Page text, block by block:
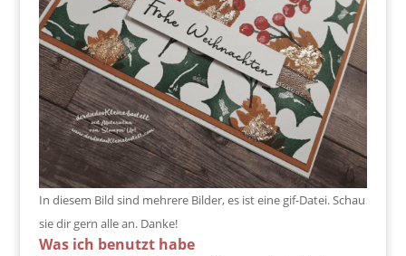
In diesem Bild sind mehrere Bilder, es ist eine gif-Datei. Schau
sie dir gern alle an. Danke!
Was ich benutzt habe